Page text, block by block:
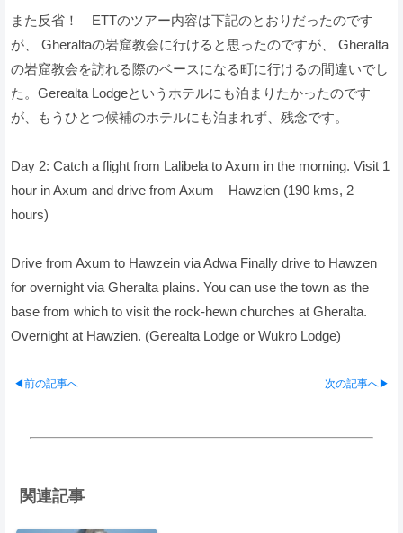
また反省！ ETTのツアー内容は下記のとおりだったのです
が、 Gheraltaの岩窟教会に行けると思ったのですが、 Gheralta
の岩窟教会を訪れる際のベースになる町に行けるの間違いでし
た。Gerealta Lodgeというホテルにも泊まりたかったのです
が、もうひとつ候補のホテルにも泊まれず、残念です。
Day 2: Catch a flight from Lalibela to Axum in the morning. Visit 1
hour in Axum and drive from Axum – Hawzien (190 kms, 2
hours)
Drive from Axum to Hawzein via Adwa Finally drive to Hawzen
for overnight via Gheralta plains. You can use the town as the
base from which to visit the rock-hewn churches at Gheralta.
Overnight at Hawzien. (Gerealta Lodge or Wukro Lodge)
◀前の記事へ 次の記事へ▶
関連記事